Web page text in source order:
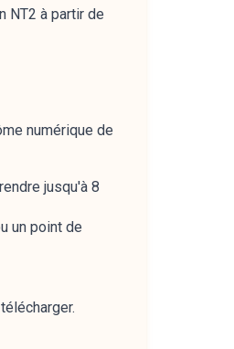
NT2 à partir de
numérique de
jusqu'à 8
un point de